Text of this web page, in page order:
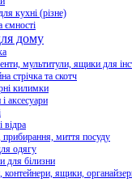
кухні (різне)
ємності
дому
мультитули, ящики для
стрічка та скотч
килимки
аксесуари
відра
миття посуду
одягу
для білизни
ящики,